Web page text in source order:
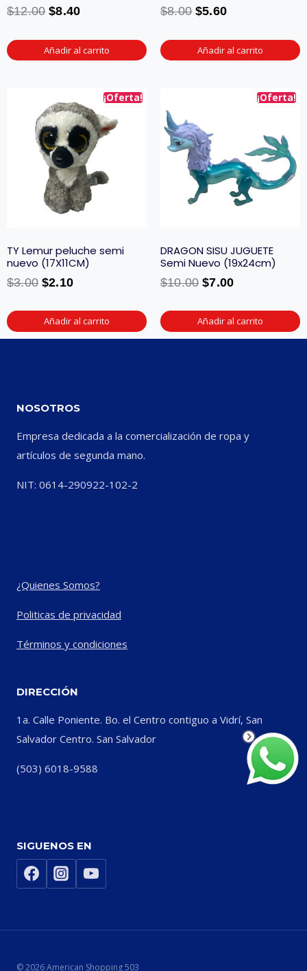
$12.00 $8.40
Añadir al carrito
$8.00 $5.60
Añadir al carrito
¡Oferta!
TY Lemur peluche semi
nuevo (17X11CM)
$3.00 $2.10
Añadir al carrito
¡Oferta!
DRAGON SISU JUGUETE
Semi Nuevo (19x24cm)
$10.00 $7.00
Añadir al carrito
NOSOTROS
Empresa dedicada a la comercialización de ropa y
artículos de segunda mano.
NIT: 0614-290922-102-2
¿Quienes Somos?
Politicas de privacidad
Términos y condiciones
DIRECCIÓN
1a. Calle Poniente. Bo. el Centro contiguo a Vidrí, San
Salvador Centro. San Salvador
(503) 6018-9588
SIGUENOS EN
© 2026 American Shopping 503